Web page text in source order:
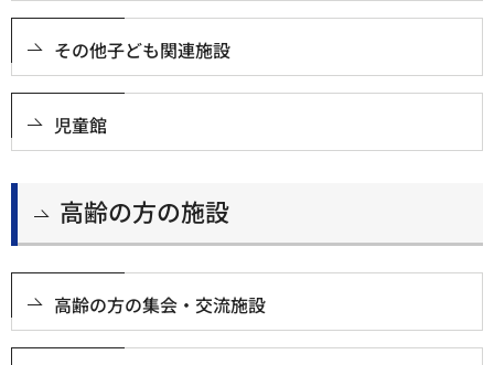
その他子ども関連施設
児童館
高齢の方の施設
高齢の方の集会・交流施設